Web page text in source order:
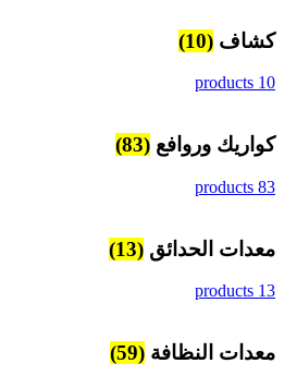
كشاف (10)
10 products
كواريك وروافع (83)
83 products
معدات الحدائق (13)
13 products
معدات النظافة (59)